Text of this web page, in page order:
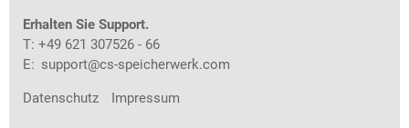
Erhalten Sie Support.
T: +49 621 307526 - 66
E: support@cs-speicherwerk.com
Datenschutz Impressum